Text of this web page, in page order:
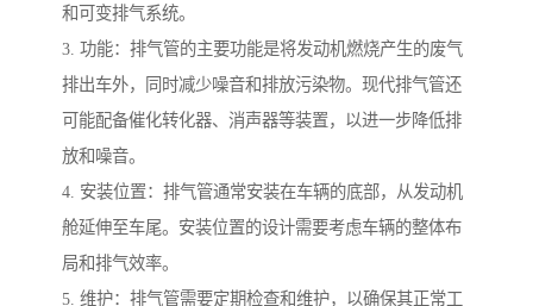
和可变排气系统。
3. 功能：排气管的主要功能是将发动机燃烧产生的废气
排出车外，同时减少噪音和排放污染物。现代排气管还
可能配备催化转化器、消声器等装置，以进一步降低排
放和噪音。
4. 安装位置：排气管通常安装在车辆的底部，从发动机
舱延伸至车尾。安装位置的设计需要考虑车辆的整体布
局和排气效率。
5. 维护：排气管需要定期检查和维护，以确保其正常工